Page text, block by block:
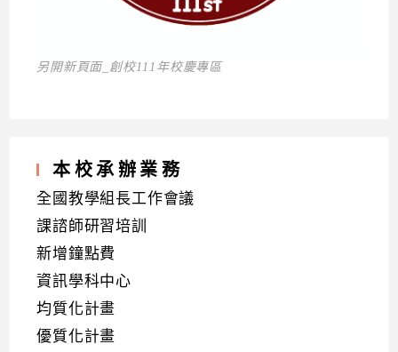
另開新頁面_創校111年校慶專區
本校承辦業務
全國教學組長工作會議
課諮師研習培訓
新增鐘點費
資訊學科中心
均質化計畫
優質化計畫